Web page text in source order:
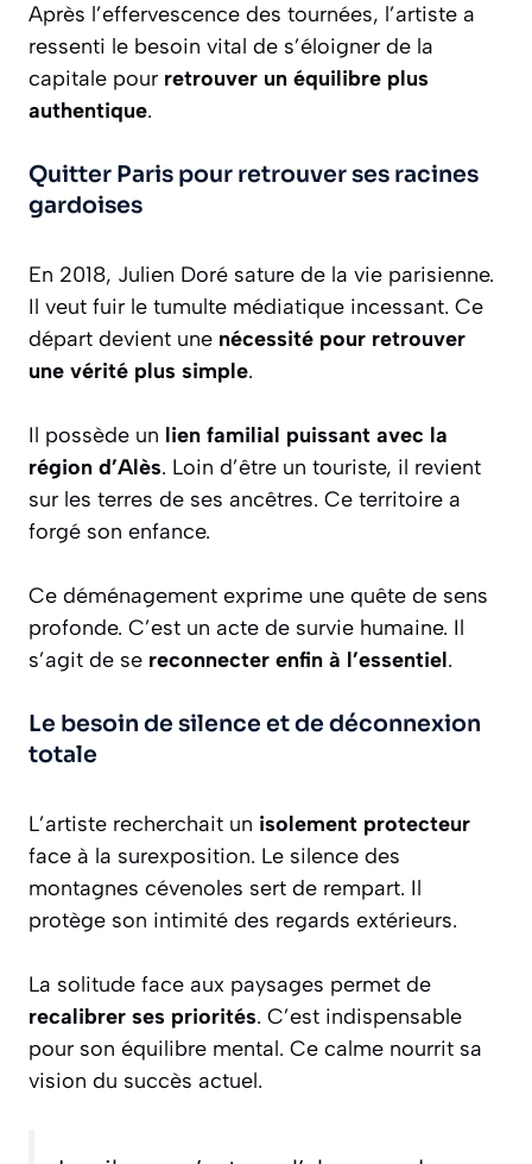
Après l’effervescence des tournées, l’artiste a
ressenti le besoin vital de s’éloigner de la
capitale pour retrouver un équilibre plus
authentique.
Quitter Paris pour retrouver ses racines
gardoises
En 2018, Julien Doré sature de la vie parisienne.
Il veut fuir le tumulte médiatique incessant. Ce
départ devient une nécessité pour retrouver
une vérité plus simple.
Il possède un lien familial puissant avec la
région d’Alès. Loin d’être un touriste, il revient
sur les terres de ses ancêtres. Ce territoire a
forgé son enfance.
Ce déménagement exprime une quête de sens
profonde. C’est un acte de survie humaine. Il
s’agit de se reconnecter enfin à l’essentiel.
Le besoin de silence et de déconnexion
totale
L’artiste recherchait un isolement protecteur
face à la surexposition. Le silence des
montagnes cévenoles sert de rempart. Il
protège son intimité des regards extérieurs.
La solitude face aux paysages permet de
recalibrer ses priorités. C’est indispensable
pour son équilibre mental. Ce calme nourrit sa
vision du succès actuel.